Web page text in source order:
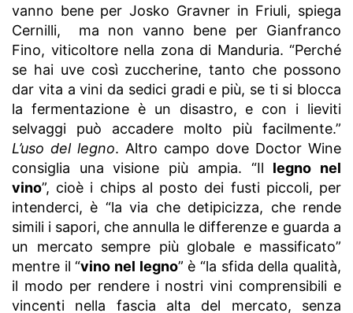
vanno bene per Josko Gravner in Friuli, spiega
Cernilli, ma non vanno bene per Gianfranco
Fino, viticoltore nella zona di Manduria. “Perché
se hai uve così zuccherine, tanto che possono
dar vita a vini da sedici gradi e più, se ti si blocca
la fermentazione è un disastro, e con i lieviti
selvaggi può accadere molto più facilmente.”
L’uso del legno. Altro campo dove Doctor Wine
consiglia una visione più ampia. “Il legno nel
vino”, cioè i chips al posto dei fusti piccoli, per
intenderci, è “la via che detipicizza, che rende
simili i sapori, che annulla le differenze e guarda a
un mercato sempre più globale e massificato”
mentre il “vino nel legno” è “la sfida della qualità,
il modo per rendere i nostri vini comprensibili e
vincenti nella fascia alta del mercato, senza